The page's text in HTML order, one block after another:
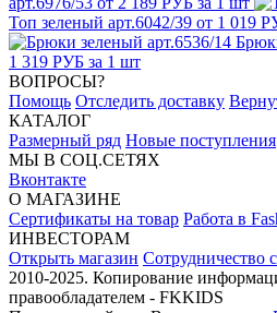
Топ зеленый арт.6042/39 от 1 019
1 319 РУБ за 1 шт
ВОПРОСЫ?
Помощь Отследить доставку
КАТАЛОГ
Размерный ряд Новые поступления
МЫ В СОЦ.СЕТЯХ
Вконтакте
О МАГАЗИНЕ
Сертификаты на товар Работа в
ИНВЕСТОРАМ
Открыть магазин Сотрудничество
2010-2025. Копирование
правообладателем - FKKIDS